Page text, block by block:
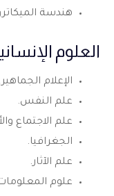
هندسة
العلوم
الإعلام
علم النفس.
علم الاجتماع
الجغرافيا.
علم الآثار.
علوم